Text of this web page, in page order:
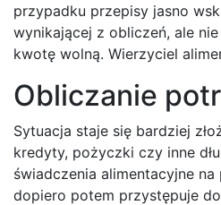
przypadku przepisy jasno
wynikającej z obliczeń, ale
kwotę wolną. Wierzyciel
Obliczanie
Sytuacja staje się bardziej
kredyty, pożyczki czy inne
świadczenia alimentacyjne
dopiero potem przystępuje